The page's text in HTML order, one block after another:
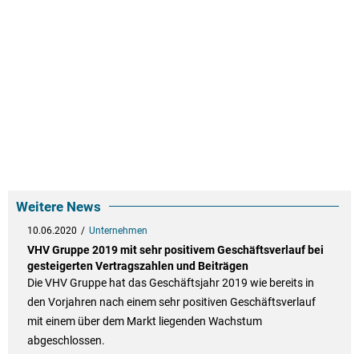
Weitere News
10.06.2020 Unternehmen
VHV Gruppe 2019 mit sehr positivem Geschäftsverlauf bei
gesteigerten Vertragszahlen und Beiträgen
Die VHV Gruppe hat das Geschäftsjahr 2019 wie bereits in
den Vorjahren nach einem sehr positiven Geschäftsverlauf
mit einem über dem Markt liegenden Wachstum
abgeschlossen.